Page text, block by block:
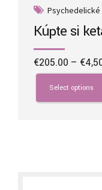
Kúpte si
€205.00 – €
Select options
This
product
has